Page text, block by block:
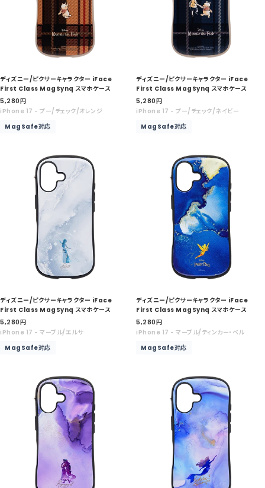
ディズニー/ピクサーキャラクター iFace
First Class MagSynq スマホケース
セ
ー
価
5,280円
iPhone 17 - プー/チェック/オレンジ
MagSafe対応
ディズニー/ピクサーキャラクター iFace
First Class MagSynq スマホケース
セ
ー
価
5,280円
iPhone 17 - プー/チェック/ネイビー
MagSafe対応
ディズニー/ピクサーキャラクター iFace
First Class MagSynq スマホケース
セ
ー
価
5,280円
iPhone 17 - マーブル/エルサ
MagSafe対応
ディズニー/ピクサーキャラクター iFace
First Class MagSynq スマホケース
セ
ー
価
5,280円
iPhone 17 - マーブル/ティンカー・ベル
MagSafe対応